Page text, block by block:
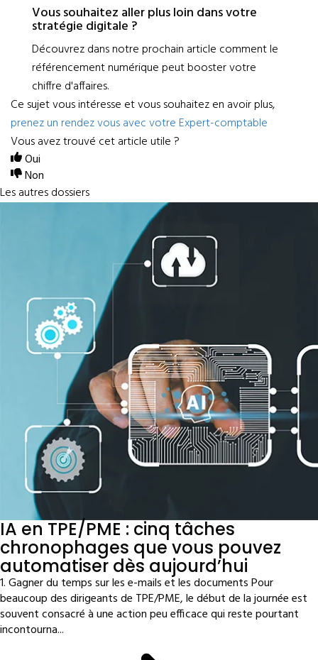
Vous souhaitez aller plus loin dans votre
stratégie digitale ?
Découvrez dans notre prochain article comment le
référencement numérique peut booster votre
chiffre d'affaires.
Ce sujet vous intéresse et vous souhaitez en avoir plus,
prenez un rendez vous avec votre Expert-comptable
Vous avez trouvé cet article utile ?
Oui
Non
Les autres dossiers
IA en TPE/PME : cinq tâches
chronophages que vous pouvez
automatiser dès aujourd’hui
1. Gagner du temps sur les e-mails et les documents Pour
beaucoup des dirigeants de TPE/PME, le début de la journée est
souvent consacré à une action peu efficace qui reste pourtant
incontourna...